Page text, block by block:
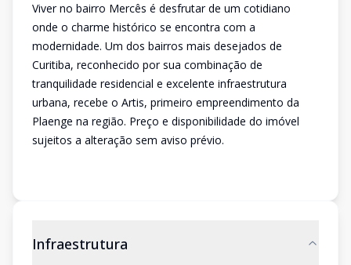
Viver no bairro Mercês é desfrutar de um cotidiano
onde o charme histórico se encontra com a
modernidade. Um dos bairros mais desejados de
Curitiba, reconhecido por sua combinação de
tranquilidade residencial e excelente infraestrutura
urbana, recebe o Artis, primeiro empreendimento da
Plaenge na região. Preço e disponibilidade do imóvel
sujeitos a alteração sem aviso prévio.
Infraestrutura